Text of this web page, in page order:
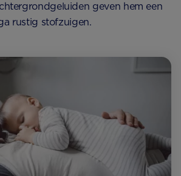
geven hem een
rustig stofzuigen.